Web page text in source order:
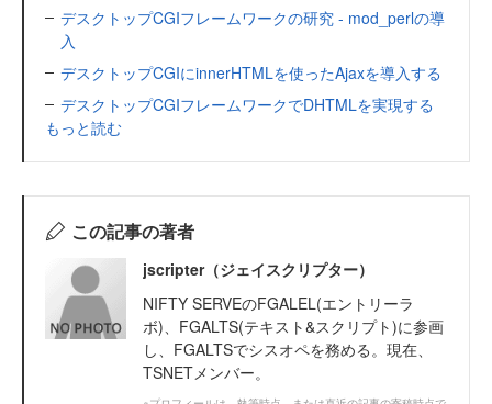
デスクトップCGIフレームワークの研究 - mod_perlの導
入
デスクトップCGIにinnerHTMLを使ったAjaxを導入する
デスクトップCGIフレームワークでDHTMLを実現する
もっと読む
この記事の著者
jscripter（ジェイスクリプター）
NIFTY SERVEのFGALEL(エントリーラ
ボ)、FGALTS(テキスト&スクリプト)に参画
し、FGALTSでシスオペを務める。現在、
TSNETメンバー。